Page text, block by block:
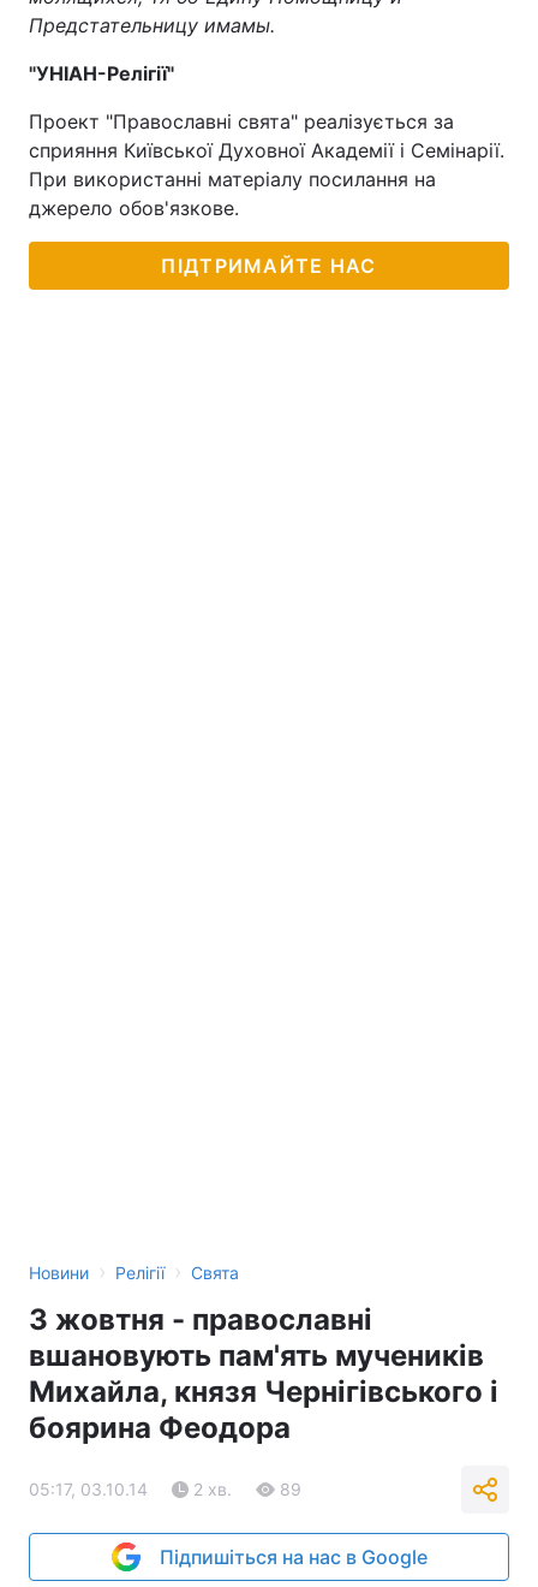
Тема оформлення
Предстательницу имамы.
"УНІАН-Релігії"
Проект "Православні свята" реалізується за
сприяння Київської Духовної Академії і Семінарії.
При використанні матеріалу посилання на
джерело обов'язкове.
ПІДТРИМАЙТЕ НАС
Новини › Релігії › Свята
3 жовтня - православні
вшановують пам'ять мучеників
Михайла, князя Чернігівського і
боярина Феодора
05:17, 03.10.14 2 хв. 89
Підпишіться на нас в Google